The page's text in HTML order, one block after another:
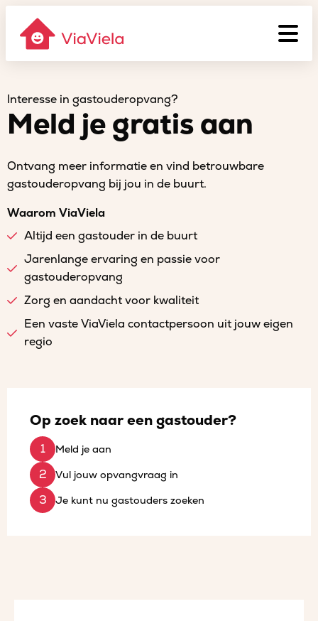
Interesse in gastouderopvang?
Meld je gratis aan
Ontvang meer informatie en vind betrouwbare
gastouderopvang bij jou in de buurt.
Waarom ViaViela
Altijd een gastouder in de buurt
Jarenlange ervaring en passie voor
gastouderopvang
Zorg en aandacht voor kwaliteit
Een vaste ViaViela contactpersoon uit jouw eigen
regio
Op zoek naar een gastouder?
Meld je aan
Vul jouw opvangvraag in
Je kunt nu gastouders zoeken